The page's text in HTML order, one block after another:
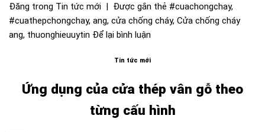
Đăng trong Tin tức mới | Được gắn thẻ #cuachongchay,
#cuathepchongchay, ang, cửa chống cháy, Cửa chống cháy
ang, thuonghieuuytin Để lại bình luận
Tin tức mới
Ứng dụng của cửa thép vân gỗ theo
từng cấu hình